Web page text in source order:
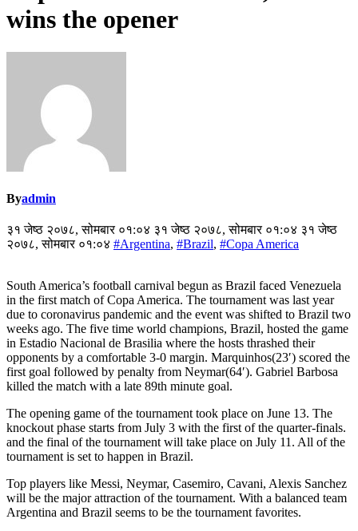
wins the opener
Byadmin
३१ जेष्ठ २०७८, सोमबार ०१:०४ ३१ जेष्ठ २०७८, सोमबार ०१:०४ ३१ जेष्ठ
२०७८, सोमबार ०१:०४ #Argentina, #Brazil, #Copa America
South America’s football carnival begun as Brazil faced Venezuela
in the first match of Copa America. The tournament was last year
due to coronavirus pandemic and the event was shifted to Brazil two
weeks ago. The five time world champions, Brazil, hosted the game
in Estadio Nacional de Brasilia where the hosts thrashed their
opponents by a comfortable 3-0 margin. Marquinhos(23′) scored the
first goal followed by penalty from Neymar(64′). Gabriel Barbosa
killed the match with a late 89th minute goal.
The opening game of the tournament took place on June 13. The
knockout phase starts from July 3 with the first of the quarter-finals.
and the final of the tournament will take place on July 11. All of the
tournament is set to happen in Brazil.
Top players like Messi, Neymar, Casemiro, Cavani, Alexis Sanchez
will be the major attraction of the tournament. With a balanced team
Argentina and Brazil seems to be the tournament favorites.